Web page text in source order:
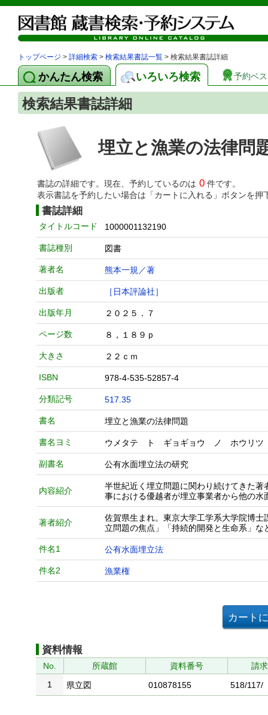
トップページ > 詳細検索 > 検索結果書誌一覧 > 検索結果書誌詳細
かんたん検索 いろいろ検索 予約ベ
検索結果書誌詳細
埋立と漁業の法律問
書誌の詳細です。現在、予約しているのは 0 件です。
表示書誌を予約したい場合は「カートに入れる」ボタンを押
書誌詳細
タイトルコード 1000001132190
書誌種別 図書
著者名 熊本一規／著
出版者 ［日本評論社］
出版年月 ２０２５．７
ページ数 ８，１８９ｐ
大きさ ２２ｃｍ
ISBN 978-4-535-52857-4
分類記号 517.35
書名 埋立と漁業の法律問題
書名ヨミ ウメタテ ト ギョギョウ ノ ホウリツ
副書名 公有水面埋立法の研究
内容紹介
半世紀近く埋立問題に関わり続けてきた
事における優越者が埋立事業者から他の
著者紹介
佐賀県生まれ。東京大学工学系大学院博
立問題の焦点」「持続的開発と生命系」な
件名1 公有水面埋立法
件名2 漁業権
資料情報
No. 所蔵館 資料番号
請
1
県立図 010878155 518/117/